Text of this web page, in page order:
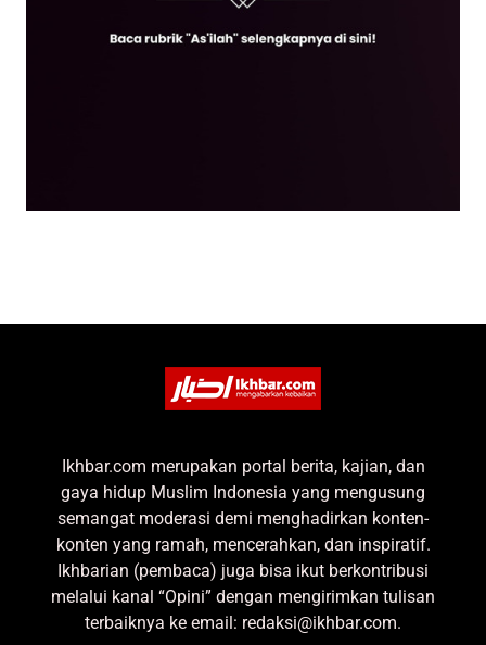
Ikhbar.com merupakan portal berita, kajian, dan
gaya hidup Muslim Indonesia yang mengusung
semangat moderasi demi menghadirkan konten-
konten yang ramah, mencerahkan, dan inspiratif.
Ikhbarian (pembaca) juga bisa ikut berkontribusi
melalui kanal “Opini” dengan mengirimkan tulisan
terbaiknya ke email: redaksi@ikhbar.com.